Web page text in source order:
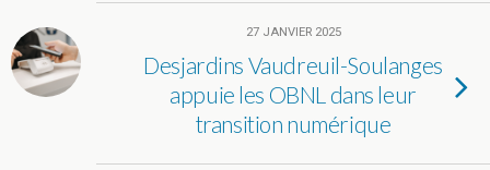
27 JANVIER 2025
Desjardins Vaudreuil-Soulanges
appuie les OBNL dans leur
transition numérique